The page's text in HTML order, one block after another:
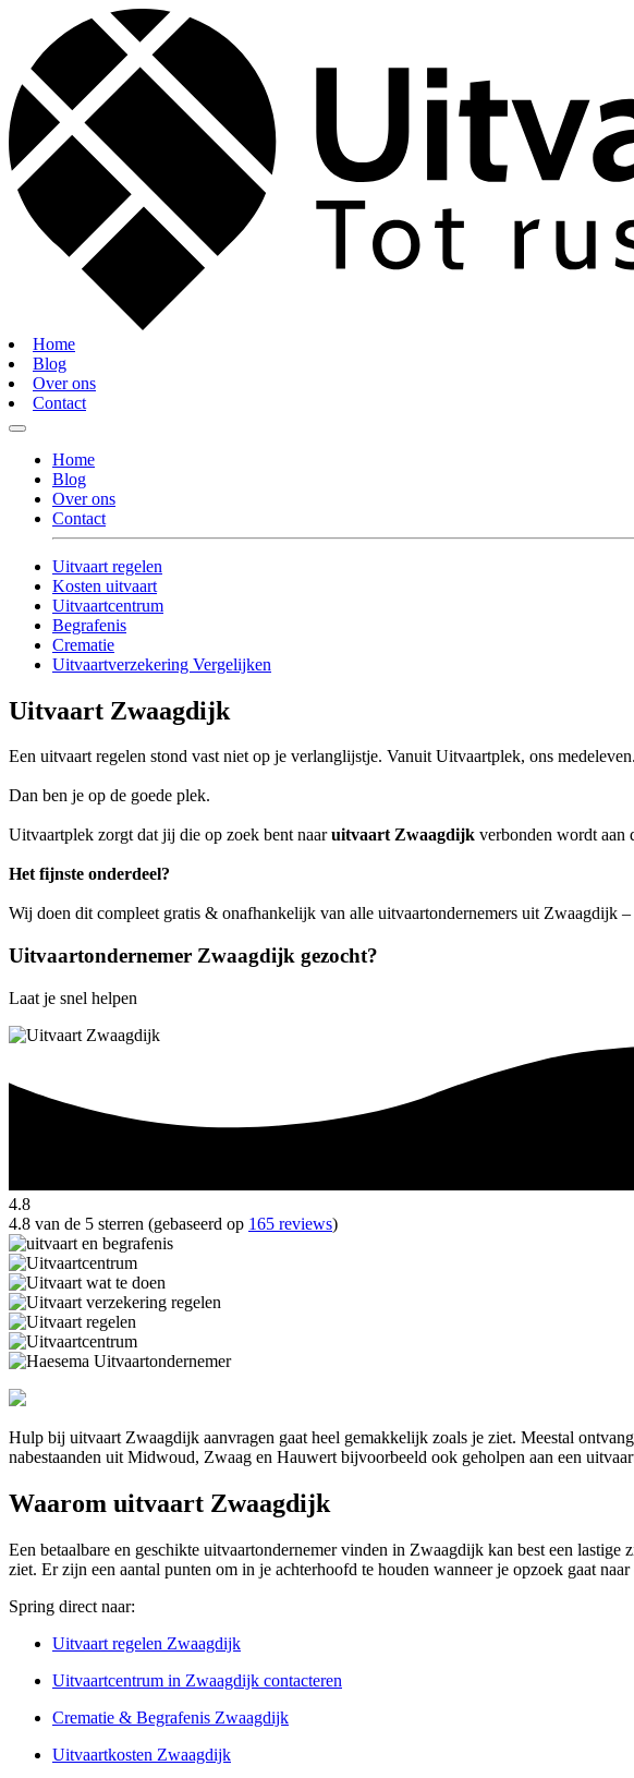
Home
Blog
Over ons
Contact
Home
Blog
Over ons
Contact
Uitvaart regelen
Kosten uitvaart
Uitvaartcentrum
Begrafenis
Crematie
Uitvaartverzekering Vergelijken
Uitvaart Zwaagdijk
Een uitvaart regelen stond vast niet op je verlanglijstje. Vanuit Uitvaartplek, ons
Dan ben je op de goede plek.
Uitvaartplek zorgt dat jij die op zoek bent naaruitvaart Zwaagdijk verbonden wordt aan
Het fijnste onderdeel?
Wij doen dit compleet gratis & onafhankelijk van alle uitvaartondernemers uit Zwaagdijk –
Uitvaartondernemer Zwaagdijk gezocht?
Laat je snel helpen
4.8
4.8 van de 5 sterren (gebaseerd op 165 reviews)
Hulp bij uitvaart Zwaagdijk aanvragen gaat heel gemakkelijk zoals je ziet. Meestal
nabestaanden uit Midwoud, Zwaag en Hauwert bijvoorbeeld ook geholpen aan een
Waarom uitvaart Zwaagdijk
Een betaalbare en geschikte uitvaartondernemer vinden in Zwaagdijk kan best een
ziet. Er zijn een aantal punten om in je achterhoofd te houden wanneer je opzoek gaat
Spring direct naar:
Uitvaart regelen Zwaagdijk
Uitvaartcentrum in Zwaagdijk contacteren
Crematie & Begrafenis Zwaagdijk
Uitvaartkosten Zwaagdijk